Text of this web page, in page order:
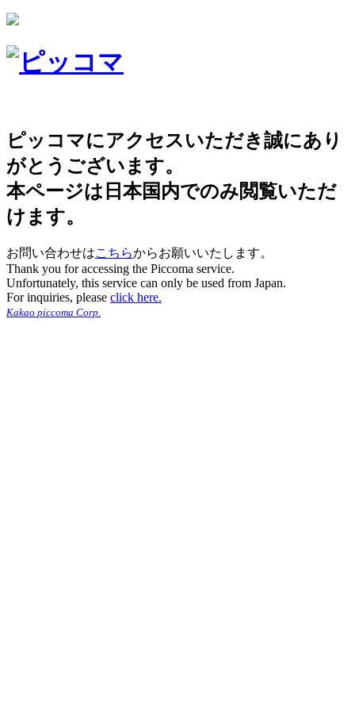
ピッコマにアクセスいただき誠にあり
がとうございます。
本ページは日本国内でのみ閲覧いただ
けます。
お問い合わせはこちらからお願いいたします。
Thank you for accessing the Piccoma service.
Unfortunately, this service can only be used from Japan.
For inquiries, please click here.
Kakao piccoma Corp.